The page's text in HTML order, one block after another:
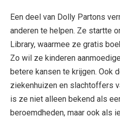
Een deel van Dolly Partons
anderen te helpen. Ze startte
Library, waarmee ze gratis
Zo wil ze kinderen
betere kansen te krijgen. Ook
ziekenhuizen en slachtoffers
is ze niet alleen bekend als
beroemdheden, maar ook als